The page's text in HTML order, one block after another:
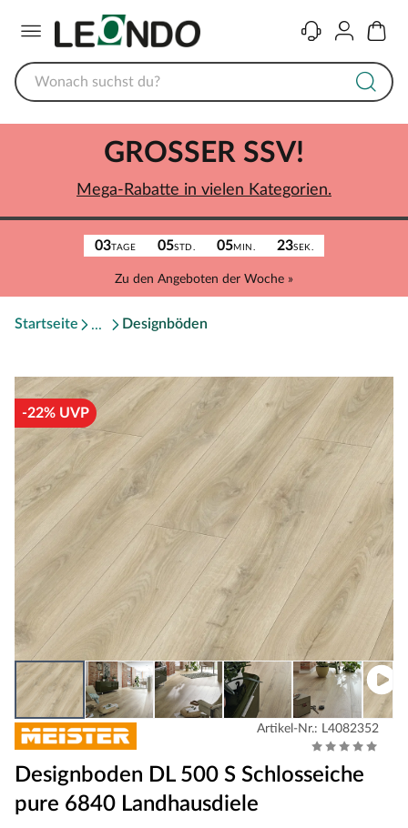
KontaktKonto
03TAGE 05STD. 05MIN. 23SEK.
Zu den Angeboten der Woche »
GROSSER SSV!
Mega-Rabatte in vielen Kategorien.
Startseite Designböden
-22% UVP
Artikel-Nr.: L4082352
Designboden DL 500 S Schlosseiche
pure 6840 Landhausdiele